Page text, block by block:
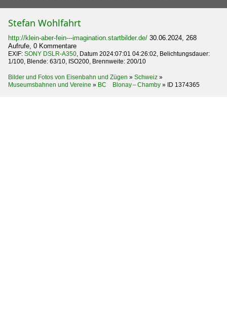
Stefan Wohlfahrt
http://klein-aber-fein---imagination.startbilder.de/ 30.06.2024, 268
Aufrufe, 0 Kommentare
EXIF: SONY DSLR-A350, Datum 2024:07:01 04:26:02, Belichtungsdauer:
1/100, Blende: 63/10, ISO200, Brennweite: 200/10
Bilder und Fotos von Eisenbahn und Zügen » Schweiz »
Museumsbahnen und Vereine » BC Blonay – Chamby » ID 1374365